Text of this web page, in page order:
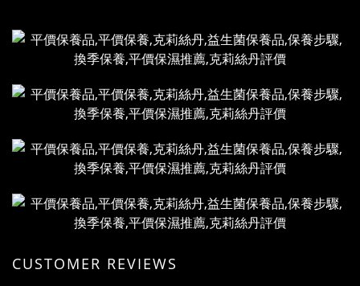
CUSTOMER REVIEWS